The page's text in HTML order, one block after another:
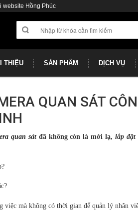
website Hồng Phúc
THIỆU SẢN PHẨM DỊCH VỤ
QUAN SÁT
quan sátđã không còn là mới lạ, lắp đặt
việc mà không có thời gian để quản lý nhân